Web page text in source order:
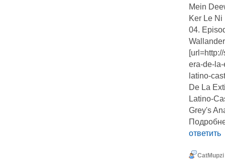
Mein
Ker Le
04.
era-de-
latino-
De La
Latino-
Grey's
ответить
CatMupzi